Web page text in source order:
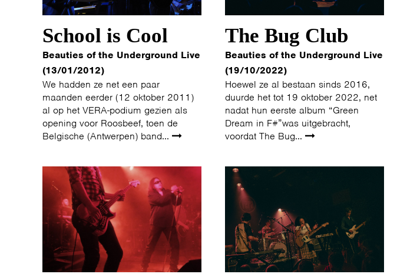
School is Cool
Beauties of the Underground Live
(13/01/2012)
We hadden ze net een paar
maanden eerder (12 oktober 2011)
al op het VERA-podium gezien als
opening voor Roosbeef, toen de
Belgische (Antwerpen) band...
The Bug Club
Beauties of the Underground Live
(19/10/2022)
Hoewel ze al bestaan sinds 2016,
duurde het tot 19 oktober 2022, net
nadat hun eerste album “Green
Dream in F#”was uitgebracht,
voordat The Bug...